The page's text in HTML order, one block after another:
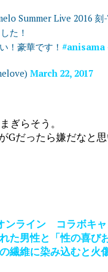
Summer Live 2016 刻-
た！
！豪華です！ #anisama
March 22, 2017
ぎらそう。
だったら嫌だなと思
ンライン コラボキ
た男性と「性の喜び
繊維に染み込むと火